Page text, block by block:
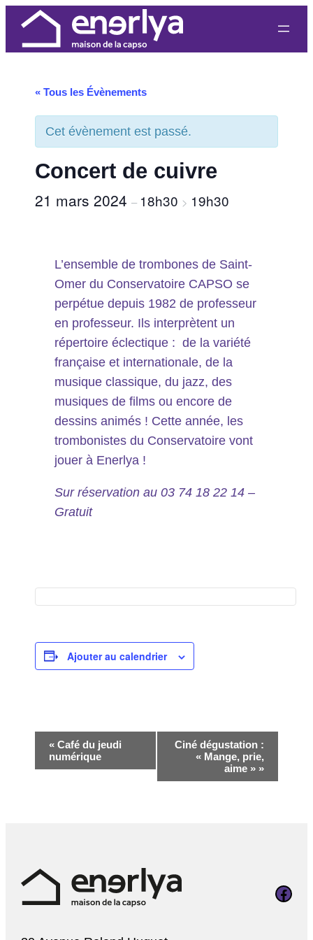
« Tous les Évènements
Cet évènement est passé.
Concert de cuivre
21 mars 2024– 18h30 > 19h30
L’ensemble de trombones de Saint-
Omer du Conservatoire CAPSO se
perpétue depuis 1982 de professeur
en professeur. Ils interprètent un
répertoire éclectique : de la variété
française et internationale, de la
musique classique, du jazz, des
musiques de films ou encore de
dessins animés ! Cette année, les
trombonistes du Conservatoire vont
jouer à Enerlya !
Sur réservation au 03 74 18 22 14 –
Gratuit
Ajouter au calendrier
Navigation
Évènement
« Café du jeudi
numérique
Ciné dégustation :
« Mange, prie,
aime » »
Page